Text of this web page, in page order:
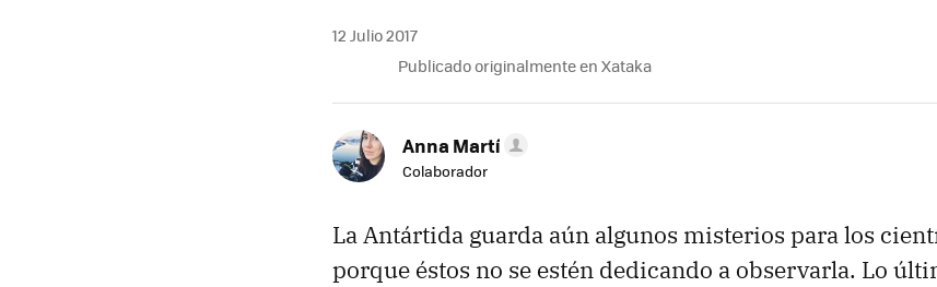
12 Julio 2017
Publicado originalmente en Xataka
Anna Martí
Colaborador
La Antártida guarda aún algunos misterios para los
porque éstos no se estén dedicando a observarla. Lo